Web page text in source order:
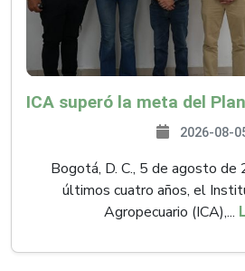
2026-08-
Bogotá, D. C., 5 de agosto
últimos cuatro años, el
Agropecuario (ICA),...